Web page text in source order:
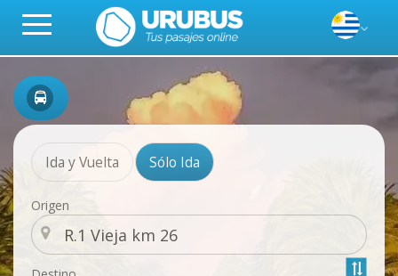
Ida y Vuelta Sólo Ida
Origen